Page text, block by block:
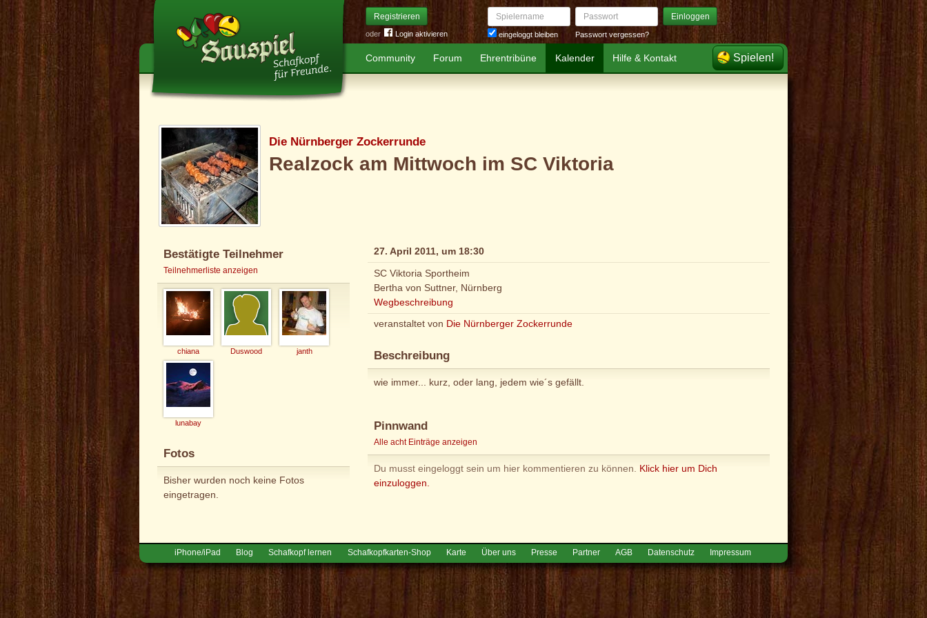
Registrieren
oder Login aktivieren
Spielername
eingeloggt bleiben
Passwort Einloggen
Passwort vergessen?
Community Forum Ehrentribüne Kalender Hilfe & Kontakt Spielen!
Die Nürnberger Zockerrunde
Realzock am Mittwoch im SC Viktoria
Bestätigte Teilnehmer
Teilnehmerliste anzeigen
chiana Duswood janth
lunabay
Fotos
Bisher wurden noch keine Fotos
eingetragen.
27. April 2011, um 18:30
SC Viktoria Sportheim
Bertha von Suttner, Nürnberg
Wegbeschreibung
veranstaltet von Die Nürnberger Zockerrunde
Beschreibung
wie immer... kurz, oder lang, jedem wie´s gefällt.
Pinnwand
Alle acht Einträge anzeigen
Du musst eingeloggt sein um hier kommentieren zu können. Klick hier um Dich
einzuloggen.
iPhone/iPad Blog Schafkopf lernen Schafkopfkarten-Shop Karte Über uns Presse Partner AGB Datenschutz Impressum